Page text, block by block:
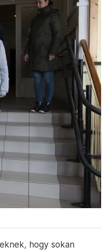
hogy sokan